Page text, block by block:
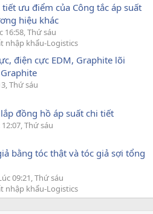
ưu điểm của Công tắc áp suất
hiệu khác
16:58, Thứ sáu
nhập khẩu-Logistics
điện cực EDM, Graphite lõi
Thứ sáu
đồng hồ áp suất chi tiết
12:07, Thứ sáu
bằng tóc thật và tóc giả sợi tổng
09:21, Thứ sáu
nhập khẩu-Logistics